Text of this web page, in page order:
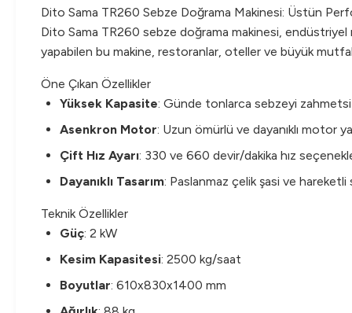
Dito Sama TR260 Sebze Doğrama Makinesi: Üstün
Dito Sama TR260 sebze doğrama makinesi,
yapabilen bu makine, restoranlar, oteller ve büyük
Öne Çıkan Özellikler
Yüksek Kapasite: Günde tonlarca sebzeyi
Asenkron Motor: Uzun ömürlü ve dayanıklı motor
Çift Hız Ayarı: 330 ve 660 devir/dakika hız
Dayanıklı Tasarım: Paslanmaz çelik şasi ve hareketli
Teknik Özellikler
Güç: 2 kW
Kesim Kapasitesi: 2500 kg/saat
Boyutlar: 610x830x1400 mm